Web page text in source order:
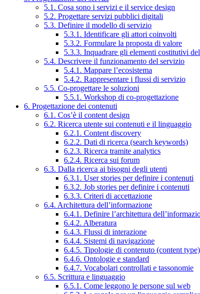
5.1. Cosa sono i servizi e il service design
5.2. Progettare servizi pubblici digitali
5.3. Definire il modello di servizio
5.3.1. Identificare gli attori coinvolti
5.3.2. Formulare la proposta di valore
5.3.3. Inquadrare gli elementi costitutivi
5.4. Descrivere il funzionamento del servizio
5.4.1. Mappare l’ecosistema
5.4.2. Rappresentare i flussi di servizio
5.5. Co-progettare le soluzioni
5.5.1. Workshop di co-progettazione
6. Progettazione dei contenuti
6.1. Cos’è il content design
6.2. Ricerca utente sui contenuti e il linguaggio
6.2.1. Content discovery
6.2.2. Dati di ricerca (search keywords)
6.2.3. Ricerca tramite analytics
6.2.4. Ricerca sui forum
6.3. Dalla ricerca ai bisogni degli utenti
6.3.1. User stories per definire i contenuti
6.3.2. Job stories per definire i contenuti
6.3.3. Criteri di accettazione
6.4. Architettura dell’informazione
6.4.1. Definire l’architettura
6.4.2. Alberatura
6.4.3. Flussi di interazione
6.4.4. Sistemi di navigazione
6.4.5. Tipologie di contenuto (content type)
6.4.6. Ontologie e standard
6.4.7. Vocabolari controllati e tassonomie
6.5. Scrittura e linguaggio
6.5.1. Come leggono le persone sul web